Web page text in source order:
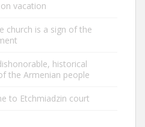
vacation
church is a sign of the
historical
the Armenian people
to Etchmiadzin court